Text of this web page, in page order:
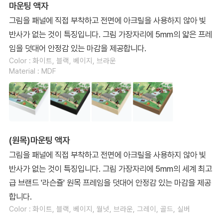
마운팅 액자
그림을 패널에 직접 부착하고 전면에 아크릴을 사용하지 않아 빛
반사가 없는 것이 특징입니다. 그림 가장자리에 5mm의 얇은 프레
임을 덧대어 안정감 있는 마감을 제공합니다.
Color : 화이트, 블랙, 베이지, 브라운
Material : MDF
(원목)마운팅 액자
그림을 패널에 직접 부착하고 전면에 아크릴을 사용하지 않아 빛
반사가 없는 것이 특징입니다. 그림 가장자리에 5mm의 세계 최고
급 브랜드 '라슨쥴' 원목 프레임을 덧대어 안정감 있는 마감을 제공
합니다.
Color : 화이트, 블랙, 베이지, 월넛, 브라운, 그레이, 골드, 실버